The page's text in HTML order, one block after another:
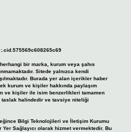
bir marka, kurum veya şahıs
Sitede yalnızca kendi
Burada yer alan içerikler haber
kurum ve kişiler hakkında paylaşım
ve kişiler ile isim benzerlikleri tamamen
halindedir ve tavsiye niteliği
Bilgi Teknolojileri ve İletişim Kurumu
Yer Sağlayıcı olarak hizmet vermektedir. Bu